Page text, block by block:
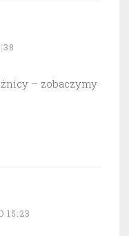
– zobaczymy
15:23